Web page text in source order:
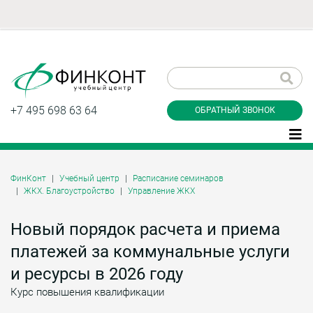
+7 495 698 63 64 ОБРАТНЫЙ ЗВОНОК
ФинКонт Учебный центр
Расписание семинаров
ЖКХ. Благоустройство
Управление ЖКХ
Новый порядок расчета и приема
платежей за коммунальные услуги
и ресурсы в 2026 году
Курс повышения квалификации
звонок
Даю согласие на обработку персональных
Заказать